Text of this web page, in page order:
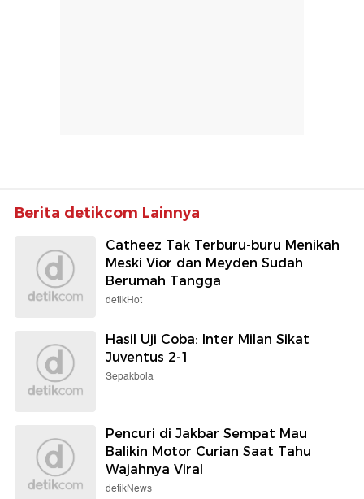
Berita detikcom Lainnya
Catheez Tak Terburu-buru Menikah
Meski Vior dan Meyden Sudah
Berumah Tangga
detikHot
Hasil Uji Coba: Inter Milan Sikat
Juventus 2-1
Sepakbola
Pencuri di Jakbar Sempat Mau
Balikin Motor Curian Saat Tahu
Wajahnya Viral
detikNews